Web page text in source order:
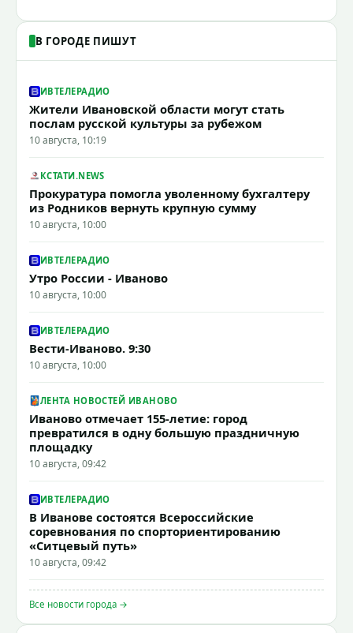
В ГОРОДЕ ПИШУТ
ИВТЕЛЕРАДИО
Жители Ивановской области могут стать
послам русской культуры за рубежом
10 августа, 10:19
КСТАТИ.NEWS
Прокуратура помогла уволенному бухгалтеру
из Родников вернуть крупную сумму
10 августа, 10:00
ИВТЕЛЕРАДИО
Утро России - Иваново
10 августа, 10:00
ИВТЕЛЕРАДИО
Вести-Иваново. 9:30
10 августа, 10:00
ЛЕНТА НОВОСТЕЙ ИВАНОВО
Иваново отмечает 155-летие: город
превратился в одну большую праздничную
площадку
10 августа, 09:42
ИВТЕЛЕРАДИО
В Иванове состоятся Всероссийские
соревнования по спорториентированию
«Ситцевый путь»
10 августа, 09:42
Все новости города →